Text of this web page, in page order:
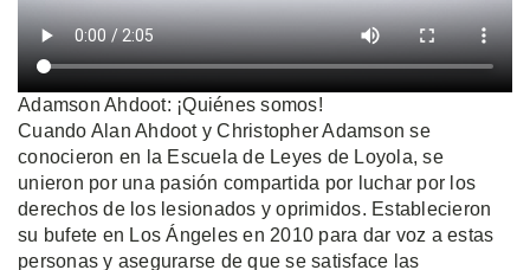
Adamson Ahdoot: ¡Quiénes somos!
Cuando Alan Ahdoot y Christopher Adamson se
conocieron en la Escuela de Leyes de Loyola, se
unieron por una pasión compartida por luchar por los
derechos de los lesionados y oprimidos. Establecieron
su bufete en Los Ángeles en 2010 para dar voz a estas
personas y asegurarse de que se satisface las